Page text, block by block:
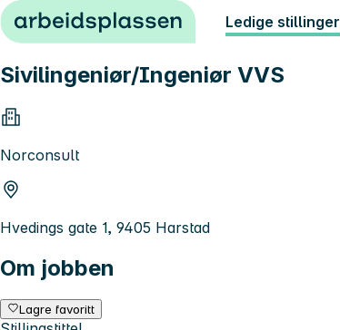
Hopp til innhold Ledige stillinger
Sivilingeniør/Ingeniør VVS
Norconsult
Hvedings gate 1, 9405 Harstad
Om jobben
Lagre favoritt